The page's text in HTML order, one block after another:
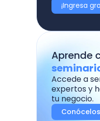
¡Ingresa
Aprende
Accede a
expertos y
tu negocio.